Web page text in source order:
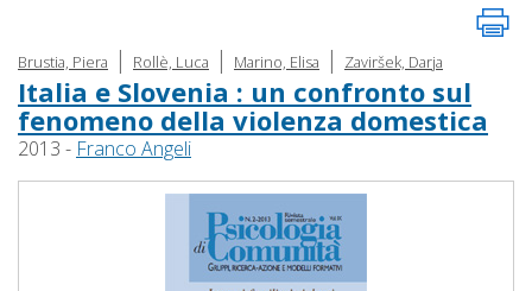
Brustia, Piera | Rollè, Luca | Marino, Elisa | Zaviršek, Darja
Italia e Slovenia : un confronto sul
fenomeno della violenza domestica
2013 - Franco Angeli